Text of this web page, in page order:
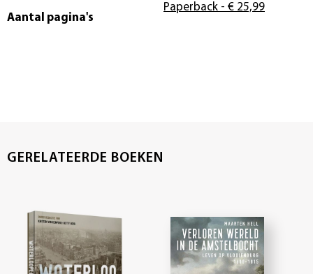
Aantal pagina's
Paperback - € 25,99
GERELATEERDE BOEKEN